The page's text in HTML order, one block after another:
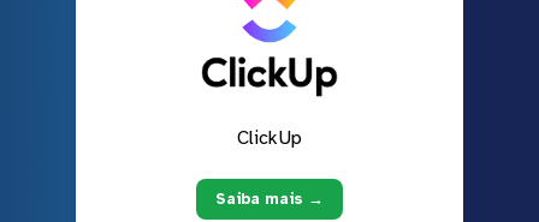
ClickUp
Saiba mais →